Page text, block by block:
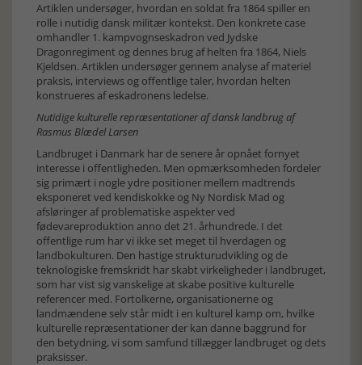
Artiklen undersøger, hvordan en soldat fra 1864 spiller en
rolle i nutidig dansk militær kontekst. Den konkrete case
omhandler 1. kampvognseskadron ved Jydske
Dragonregiment og dennes brug af helten fra 1864, Niels
Kjeldsen. Artiklen undersøger gennem analyse af materiel
praksis, interviews og offentlige taler, hvordan helten
konstrueres af eskadronens ledelse.
Nutidige kulturelle repræsentationer af dansk landbrug af
Rasmus Blædel Larsen
Landbruget i Danmark har de senere år opnået fornyet
interesse i offentligheden. Men opmærksomheden fordeler
sig primært i nogle ydre positioner mellem madtrends
eksponeret ved kendiskokke og Ny Nordisk Mad og
afsløringer af problematiske aspekter ved
fødevareproduktion anno det 21. århundrede. I det
offentlige rum har vi ikke set meget til hverdagen og
landbokulturen. Den hastige strukturudvikling og de
teknologiske fremskridt har skabt virkeligheder i landbruget,
som har vist sig vanskelige at skabe positive kulturelle
referencer med. Fortolkerne, organisationerne og
landmændene selv står midt i en kulturel kamp om, hvilke
kulturelle repræsentationer der kan danne baggrund for
den betydning, vi som samfund tillægger landbruget og dets
praksisser.